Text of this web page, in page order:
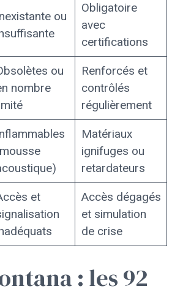
ou
Obligatoire
avec
certifications
ou
nombre
Renforcés et
contrôlés
régulièrement
Matériaux
ignifuges ou
retardateurs
et
Accès dégagés
et simulation
de crise
: les 92